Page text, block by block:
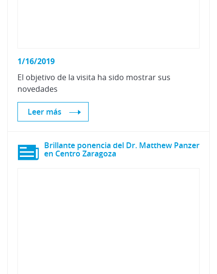
1/16/2019
El objetivo de la visita ha sido mostrar sus
novedades
Leer más
Brillante ponencia del Dr. Matthew Panzer
en Centro Zaragoza